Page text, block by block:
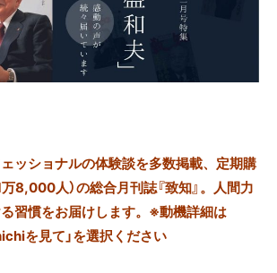
ッショナルの体験談を多数掲載、定期購
8,000人）の総合月刊誌『致知』。人間力
習慣をお届けします。※動機詳細は
を見て」を選択ください